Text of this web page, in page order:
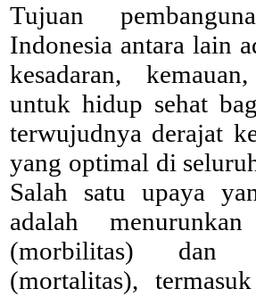
Tujuan
Indonesia antara lain
kesadaran,
untuk hidup sehat
terwujudnya derajat
yang optimal di
Salah satu upaya
adalah
(morbilitas) dan
(mortalitas),